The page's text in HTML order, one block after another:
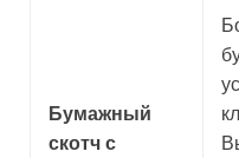
Бумажный
скотч с